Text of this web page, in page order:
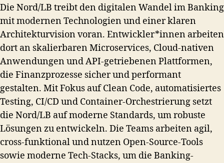
Die Nord/LB treibt den digitalen Wandel im Banking
mit modernen Technologien und einer klaren
Architekturvision voran. Entwickler*innen arbeiten
dort an skalierbaren Microservices, Cloud-nativen
Anwendungen und API-getriebenen Plattformen,
die Finanzprozesse sicher und performant
gestalten. Mit Fokus auf Clean Code, automatisiertes
Testing, CI/CD und Container-Orchestrierung setzt
die Nord/LB auf moderne Standards, um robuste
Lösungen zu entwickeln. Die Teams arbeiten agil,
cross-funktional und nutzen Open-Source-Tools
sowie moderne Tech-Stacks, um die Banking-